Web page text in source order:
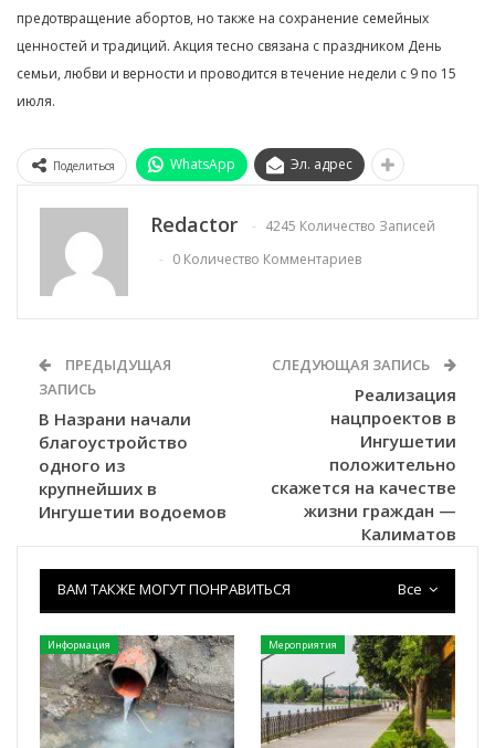
предотвращение абортов, но также на сохранение семейных
ценностей и традиций. Акция тесно связана с праздником День
семьи, любви и верности и проводится в течение недели с 9 по 15
июля.
Поделиться WhatsApp Эл. адрес
Redactor
4245 Количество Записей
0 Количество Комментариев
ПРЕДЫДУЩАЯ
ЗАПИСЬ
В Назрани начали
благоустройство
одного из
крупнейших в
Ингушетии водоемов
СЛЕДУЮЩАЯ ЗАПИСЬ
Реализация
нацпроектов в
Ингушетии
положительно
скажется на качестве
жизни граждан —
Калиматов
Все
ВАМ ТАКЖЕ МОГУТ ПОНРАВИТЬСЯ
Информация Мероприятия